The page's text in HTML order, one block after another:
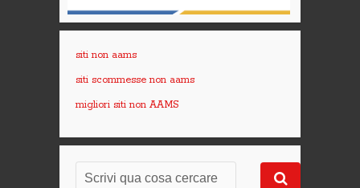
siti non aams
siti scommesse non aams
migliori siti non AAMS